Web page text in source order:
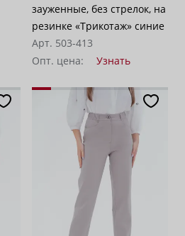
зауженные, без стрелок, на
резинке «Трикотаж» синие
Арт. 503-413
Опт. цена:
Узнать